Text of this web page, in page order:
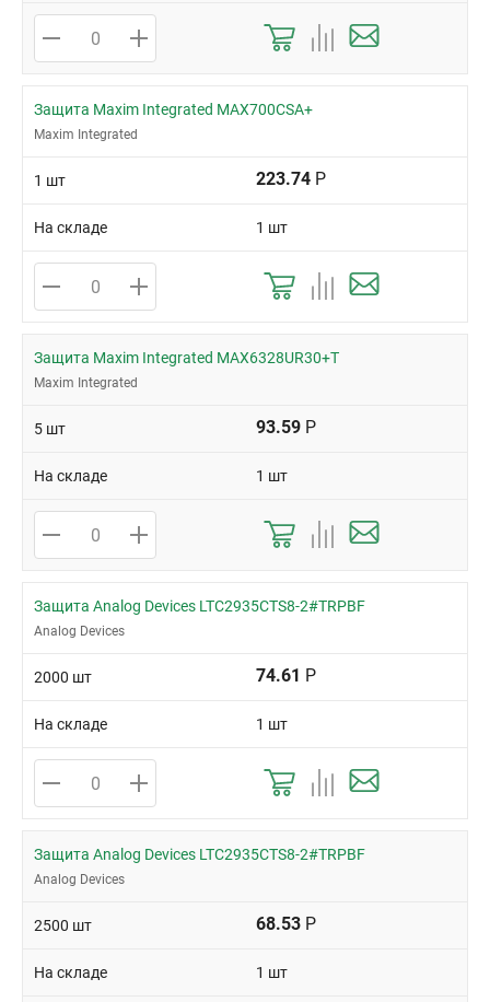
Защита Maxim Integrated MAX700CSA+
Maxim Integrated
1 шт 223.74 Р
На складе 1 шт
Защита Maxim Integrated MAX6328UR30+T
Maxim Integrated
5 шт 93.59 Р
На складе 1 шт
Защита Analog Devices LTC2935CTS8-2#TRPBF
Analog Devices
2000 шт 74.61 Р
На складе 1 шт
Защита Analog Devices LTC2935CTS8-2#TRPBF
Analog Devices
2500 шт 68.53 Р
На складе 1 шт